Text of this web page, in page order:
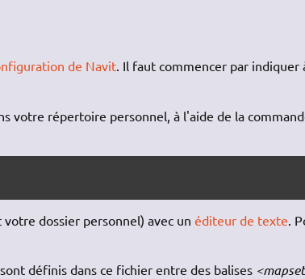
de Navit. Il faut commencer par indiquer
votre répertoire personnel, à l'aide de la
votre dossier personnel) avec un éditeur de texte .
définis dans ce fichier entre des balises